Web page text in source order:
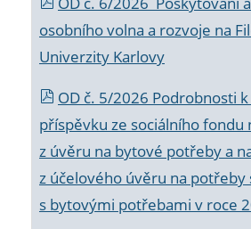
osobního volna a rozvoje na
Univerzity Karlovy
OD č. 5/2026 Podrobnosti
příspěvku ze sociálního fondu
z úvěru na bytové potřeby a
z účelového úvěru na potřeby
s bytovými potřebami v roce